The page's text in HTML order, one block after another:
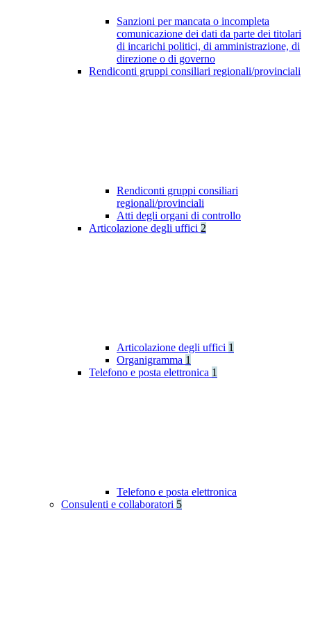
Sanzioni per mancata o incompleta
comunicazione dei dati da parte dei titolari
di incarichi politici, di amministrazione, di
direzione o di governo
Rendiconti gruppi consiliari regionali/provinciali
Rendiconti gruppi consiliari
regionali/provinciali
Atti degli organi di controllo
Articolazione degli uffici 2
Articolazione degli uffici 1
Organigramma 1
Telefono e posta elettronica 1
Telefono e posta elettronica
Consulenti e collaboratori 5